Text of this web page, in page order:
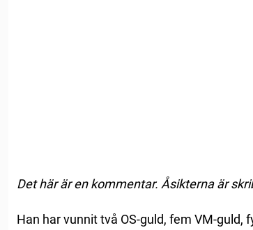
Det här är en kommentar. Åsikterna är
Han har vunnit två OS-guld, fem VM-guld,